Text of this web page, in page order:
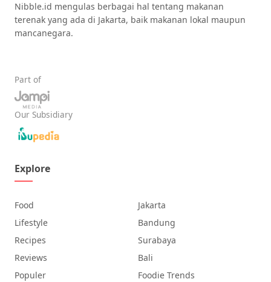
Nibble.id mengulas berbagai hal tentang makanan
terenak yang ada di Jakarta, baik makanan lokal maupun
mancanegara.
Part of
Our Subsidiary
Explore
Food
Lifestyle
Recipes
Reviews
Populer
Jakarta
Bandung
Surabaya
Bali
Foodie Trends